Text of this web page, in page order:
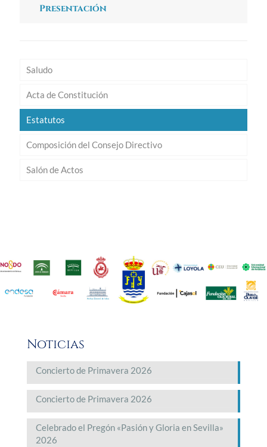
Presentación
Saludo
Acta de Constitución
Estatutos
Composición del Consejo Directivo
Salón de Actos
Noticias
Concierto de Primavera 2026
Concierto de Primavera 2026
Celebrado el Pregón «Pasión y Gloria en Sevilla»
2026